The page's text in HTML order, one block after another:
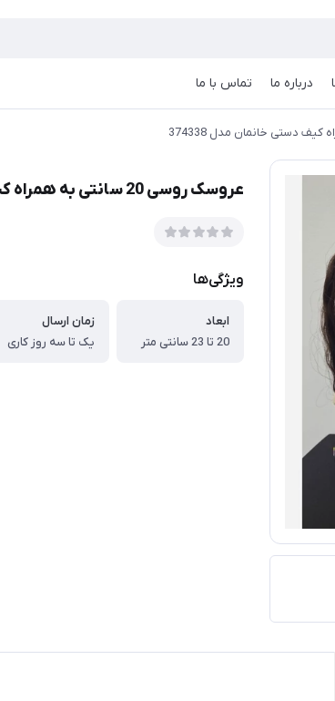
درباره ما تماس با ما
عروسک روسی 20 سانتی به همراه کیف دستی خانمان مدل 374338
ویژگی‌ها
ابعاد
20 تا 23 سانتی متر
زمان ارسال
یک تا سه روز کاری